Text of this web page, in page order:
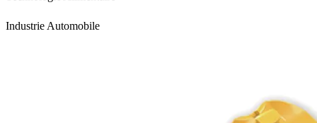
Industrie Automobile